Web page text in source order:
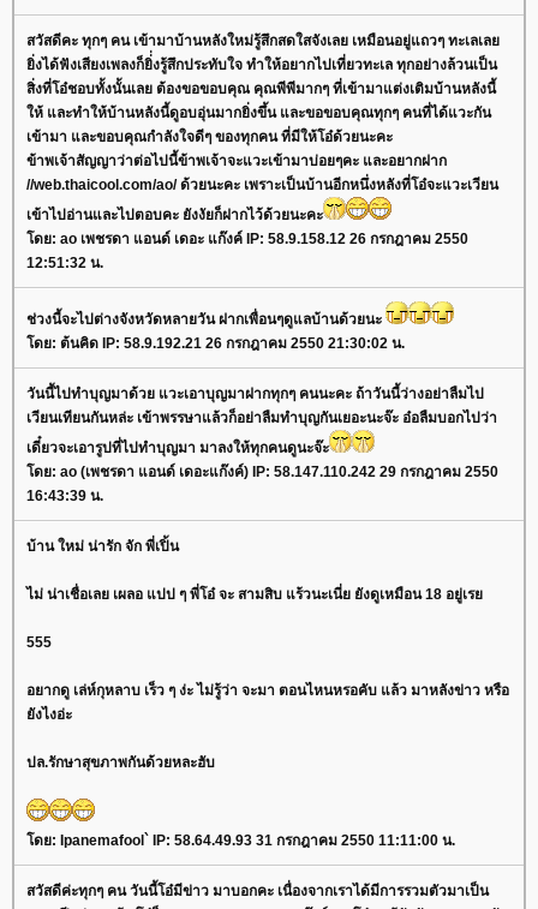
สวัสดีคะ ทุกๆ คน เข้ามาบ้านหลังใหม่รู้สึกสดใสจังเลย เหมือนอยู่แถวๆ ทะเลเล
ิ่งได้ฟังเสียงเพลงก็ยิ่่งรู้สึกประทับใจ ทำให้อยากไปเที่ยวทะเล ทุกอย่างล้วนเป็น
สิ่งที่โอ๋ชอบทั้งนั้นเลย ต้องขอขอบคุณ คุณพีพีมากๆ ที่เข้ามาแต่งเติมบ้านหลังนี้
ห้ และทำให้บ้านหลังนี้ดูอบอุ่นมากยิ่งขึ้น และขอขอบคุณทุกๆ คนที่ได้แวะกัน
เข้ามา และขอบคุณกำลังใจดีๆ ของทุกคน ที่มีให้โอ๋ด้วยนะคะ
ข้าพเจ้าสัญญาว่าต่อไปนี้ข้าพเจ้าจะแวะเข้ามาบ่อยๆคะ และอยากฝาก
//web.thaicool.com/ao/ ด้วยนะคะ เพราะเป็นบ้านอีกหนึ่งหลังที่โอ๋จะแวะเวียน
เข้าไปอ่านและไปตอบคะ ยังงัยก็ฝากไว้ด้วยนะคะ
ดย: ao เพชรดา แอนด์ เดอะ แก๊งค์ IP: 58.9.158.12 26 กรกฎาคม 2550
12:51:32 น.
ช่วงนี้จะไปต่างจังหวัดหลายวัน ฝากเพื่อนๆดูแลบ้านด้วยนะ
ดย: ต้นคิด IP: 58.9.192.21 26 กรกฎาคม 2550 21:30:02 น.
วันนี้ไปทำบุญมาด้วย แวะเอาบุญมาฝากทุกๆ คนนะคะ ถ้าวันนี้ว่างอย่าลืมไป
เวียนเทียนกันหล่ะ เข้าพรรษาแล้วก็อย่าลืมทำบุญกันเยอะนะจ๊ะ อ๋อลืมบอกไปว่า
เดี๋ยวจะเอารูปที่ไปทำบุญมา มาลงให้ทุกคนดูนะจ๊ะ
ดย: ao (เพชรดา แอนด์ เดอะแก๊งค์) IP: 58.147.110.242 29 กรกฎาคม 2550
16:43:39 น.
บ้าน ใหม่ น่ารัก จัก พี่เปิ้น
ไม่ น่าเชื่อเลย เผลอ แปป ๆ พี่โอ๋ จะ สามสิบ แร้วนะเนี่ย ยังดูเหมือน 18 อยู่เร
555
อยากดู เล่ห์กุหลาบ เร็ว ๆ ง่ะ ไม่รู้ว่า จะมา ตอนไหนหรอคับ แล้ว มาหลังข่าว หรือ
ังไงอ่ะ
ปล.รักษาสุขภาพกันด้วยหละฮับ
ดย: Ipanemafool` IP: 58.64.49.93 31 กรกฎาคม 2550 11:11:00 น.
สวัสดีค่ะทุกๆ คน วันนี้โอ๋มีข่าว มาบอกคะ เนื่องจากเราได้มีการรวมตัวมาเป็น